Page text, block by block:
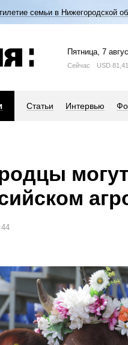
семьи в Нижегородской
Пятница, 7
Сейчас USD 81,41
Статьи Интервью